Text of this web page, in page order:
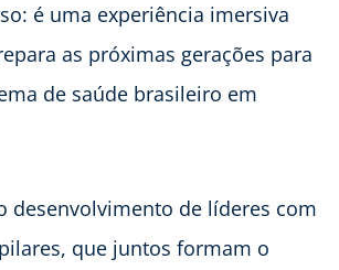
é uma experiência imersiva
as próximas gerações para
de saúde brasileiro em
desenvolvimento de líderes com
que juntos formam o